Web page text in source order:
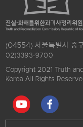
(04554) 서울특별시 중
02)3393-9700
Copyright 2021 Truth
Korea All Rights